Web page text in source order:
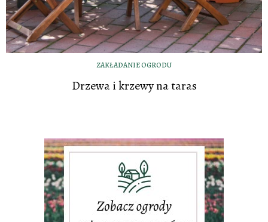
ZAKŁADANIE OGRODU
Drzewa i krzewy na taras